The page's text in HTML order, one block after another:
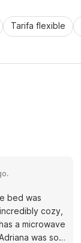
Tarifa flexible
bed was
cozy,
a microwave
was so